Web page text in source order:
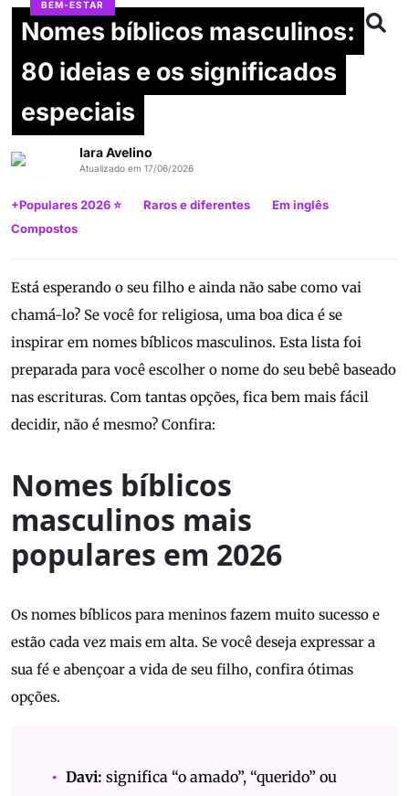
BEM-ESTAR
Nomes bíblicos masculinos:
80 ideias e os significados
especiais
Iara Avelino
Atualizado em 17/06/2026
+Populares 2026 ⭐ Raros e diferentes
Em inglês
Compostos
Está esperando o seu filho e ainda não sabe como vai
chamá-lo? Se você for religiosa, uma boa dica é se
inspirar em nomes bíblicos masculinos. Esta lista foi
preparada para você escolher o nome do seu bebê baseado
nas escrituras. Com tantas opções, fica bem mais fácil
decidir, não é mesmo? Confira:
Nomes bíblicos
masculinos mais
populares em 2026
Os nomes bíblicos para meninos fazem muito sucesso e
estão cada vez mais em alta. Se você deseja expressar a
sua fé e abençoar a vida de seu filho, confira ótimas
opções.
Davi: significa “o amado”, “querido” ou